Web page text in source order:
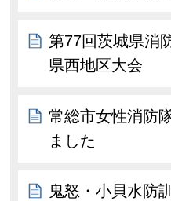
第77回茨城県消
県西地区大会
常総市女性消防
ました
鬼怒・小貝水防